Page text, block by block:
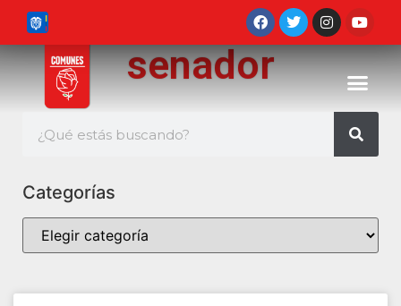
senador
Categorías